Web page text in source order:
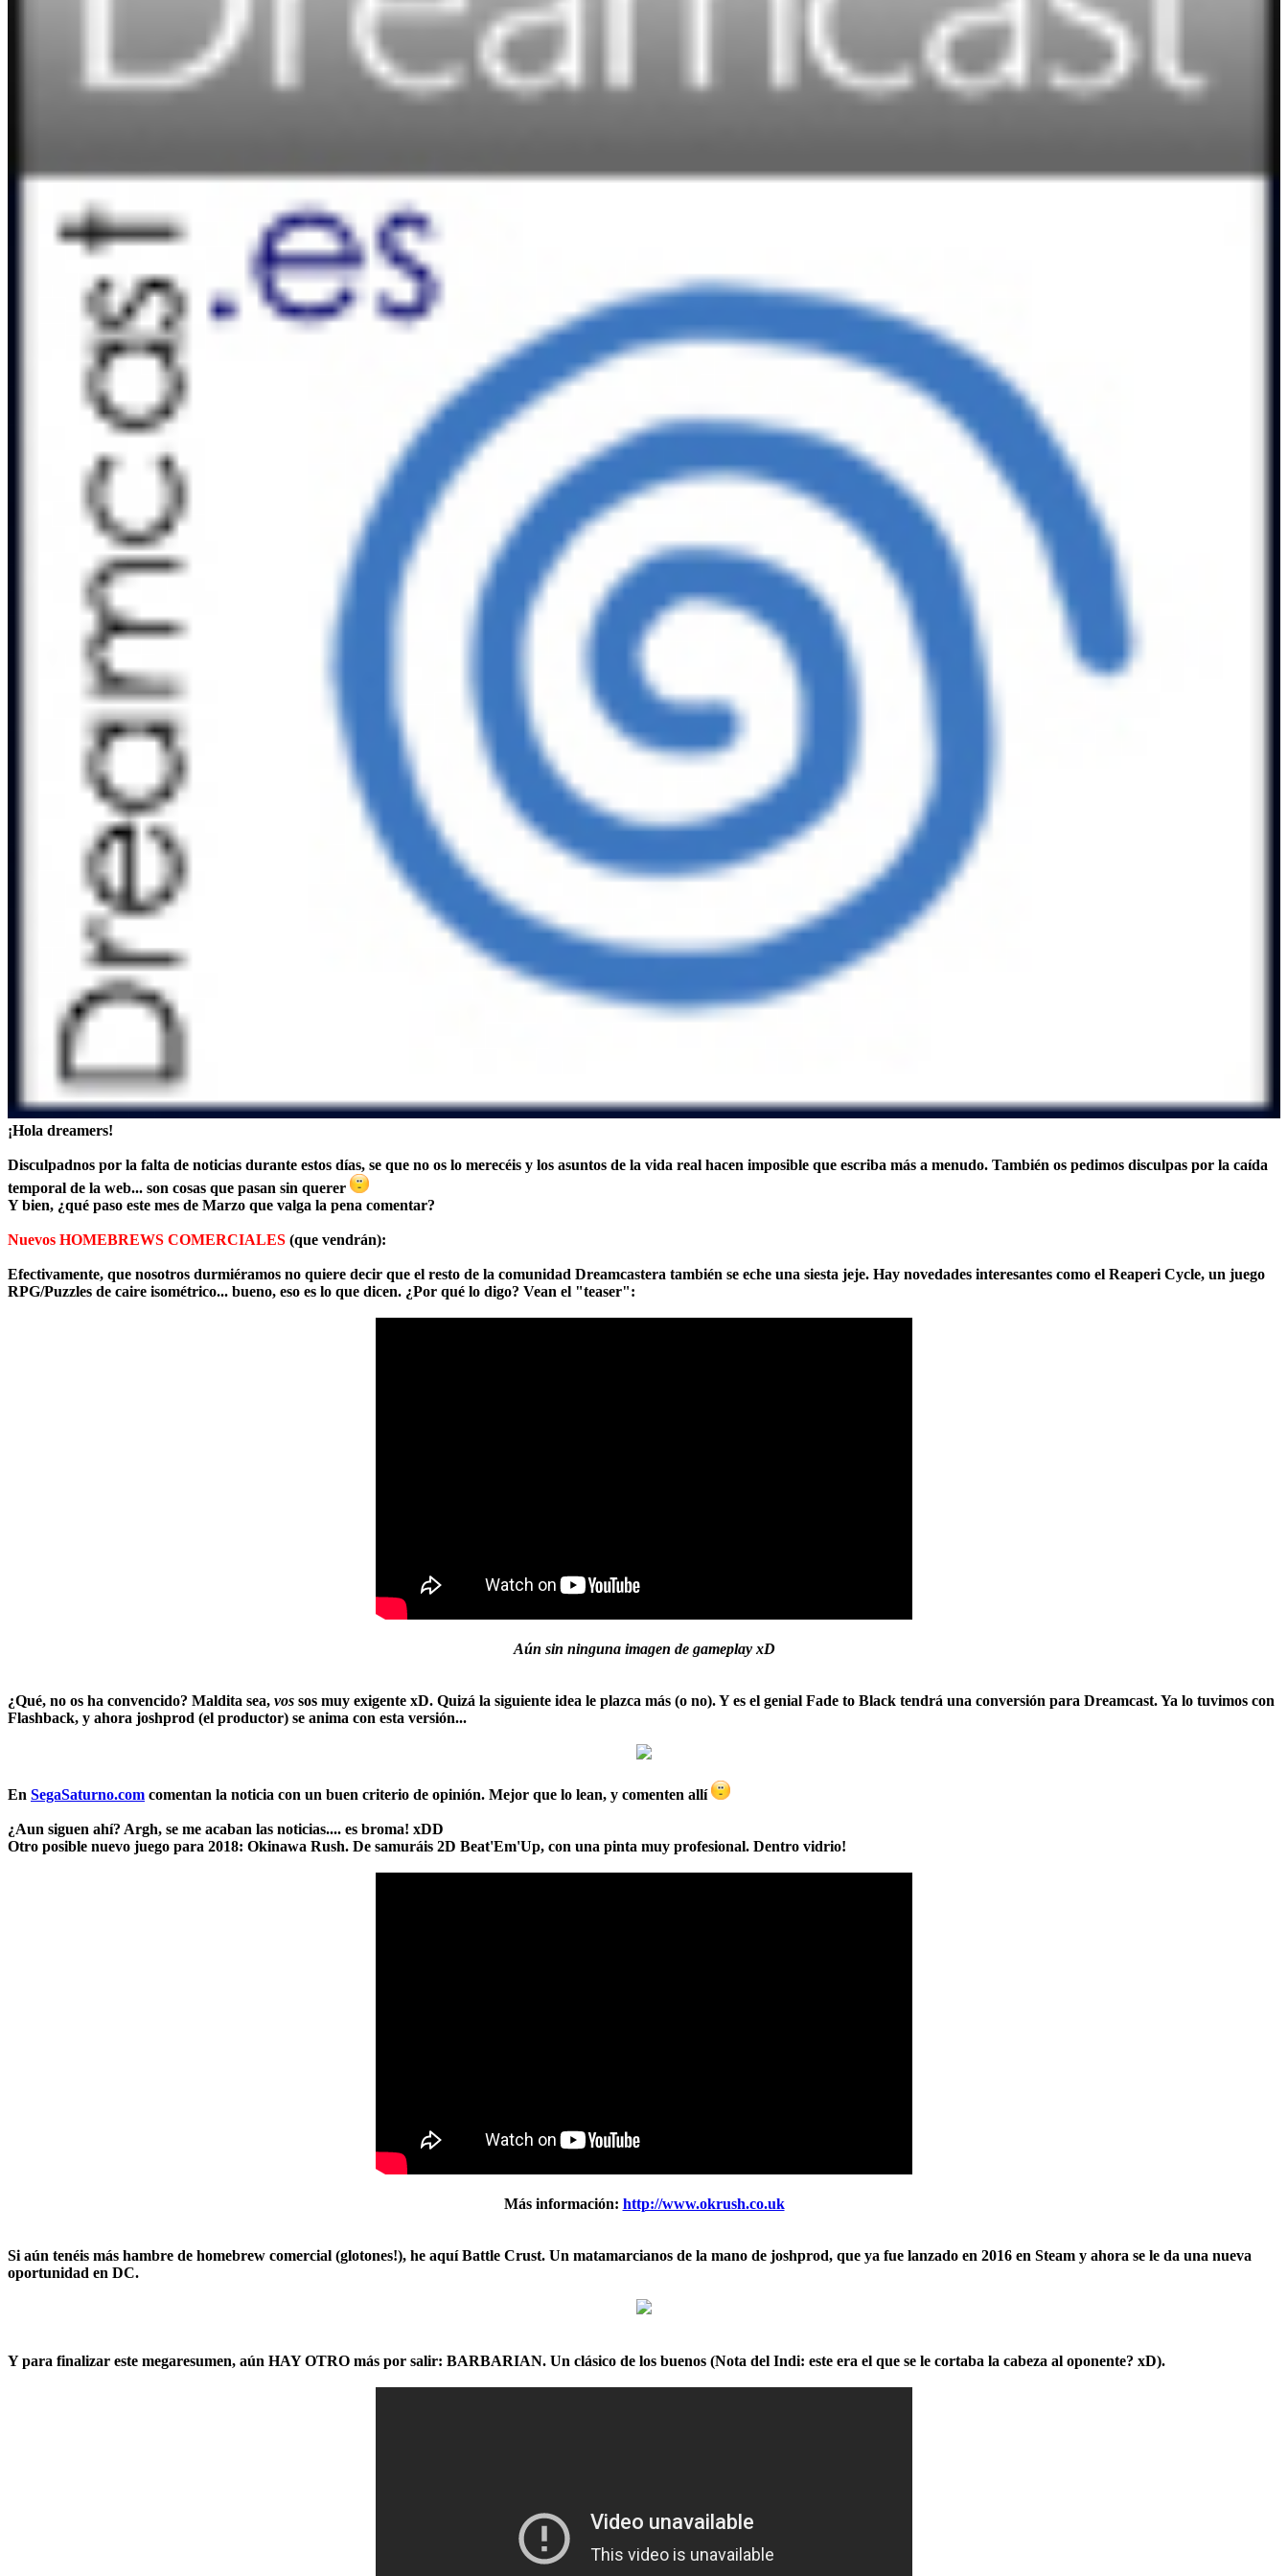
¡Hola dreamers!
Disculpadnos por la falta de noticias durante estos días, se que no os lo merecéis y los asuntos de la vida real hacen imposible que escriba más a menudo. También os pedimos disculpas por la caída
temporal de la web... son cosas que pasan sin querer
Y bien, ¿qué paso este mes de Marzo que valga la pena comentar?
Nuevos HOMEBREWS COMERCIALES (que vendrán):
Efectivamente, que nosotros durmiéramos no quiere decir que el resto de la comunidad Dreamcastera también se eche una siesta jeje. Hay novedades interesantes como el Reaperi Cycle, un juego
RPG/Puzzles de caire isométrico... bueno, eso es lo que dicen. ¿Por qué lo digo? Vean el "teaser":
Aún sin ninguna imagen de gameplay xD
¿Qué, no os ha convencido? Maldita sea, vos sos muy exigente xD. Quizá la siguiente idea le plazca más (o no). Y es el genial Fade to Black tendrá una conversión para Dreamcast. Ya lo tuvimos con
Flashback, y ahora joshprod (el productor) se anima con esta versión...
En SegaSaturno.com comentan la noticia con un buen criterio de opinión. Mejor que lo lean, y comenten allí
¿Aun siguen ahí? Argh, se me acaban las noticias.... es broma! xDD
Otro posible nuevo juego para 2018: Okinawa Rush. De samuráis 2D Beat'Em'Up, con una pinta muy profesional. Dentro vidrio!
Más información: http://www.okrush.co.uk
Si aún tenéis más hambre de homebrew comercial (glotones!), he aquíBattle Crust. Un matamarcianos de la mano de joshprod, que ya fue lanzado en 2016 en Steam y ahora se le da una nueva
oportunidad en DC.
Y para finalizar este megaresumen, aún HAY OTRO más por salir: BARBARIAN. Un clásico de los buenos (Nota del Indi: este era el que se le cortaba la cabeza al oponente? xD).